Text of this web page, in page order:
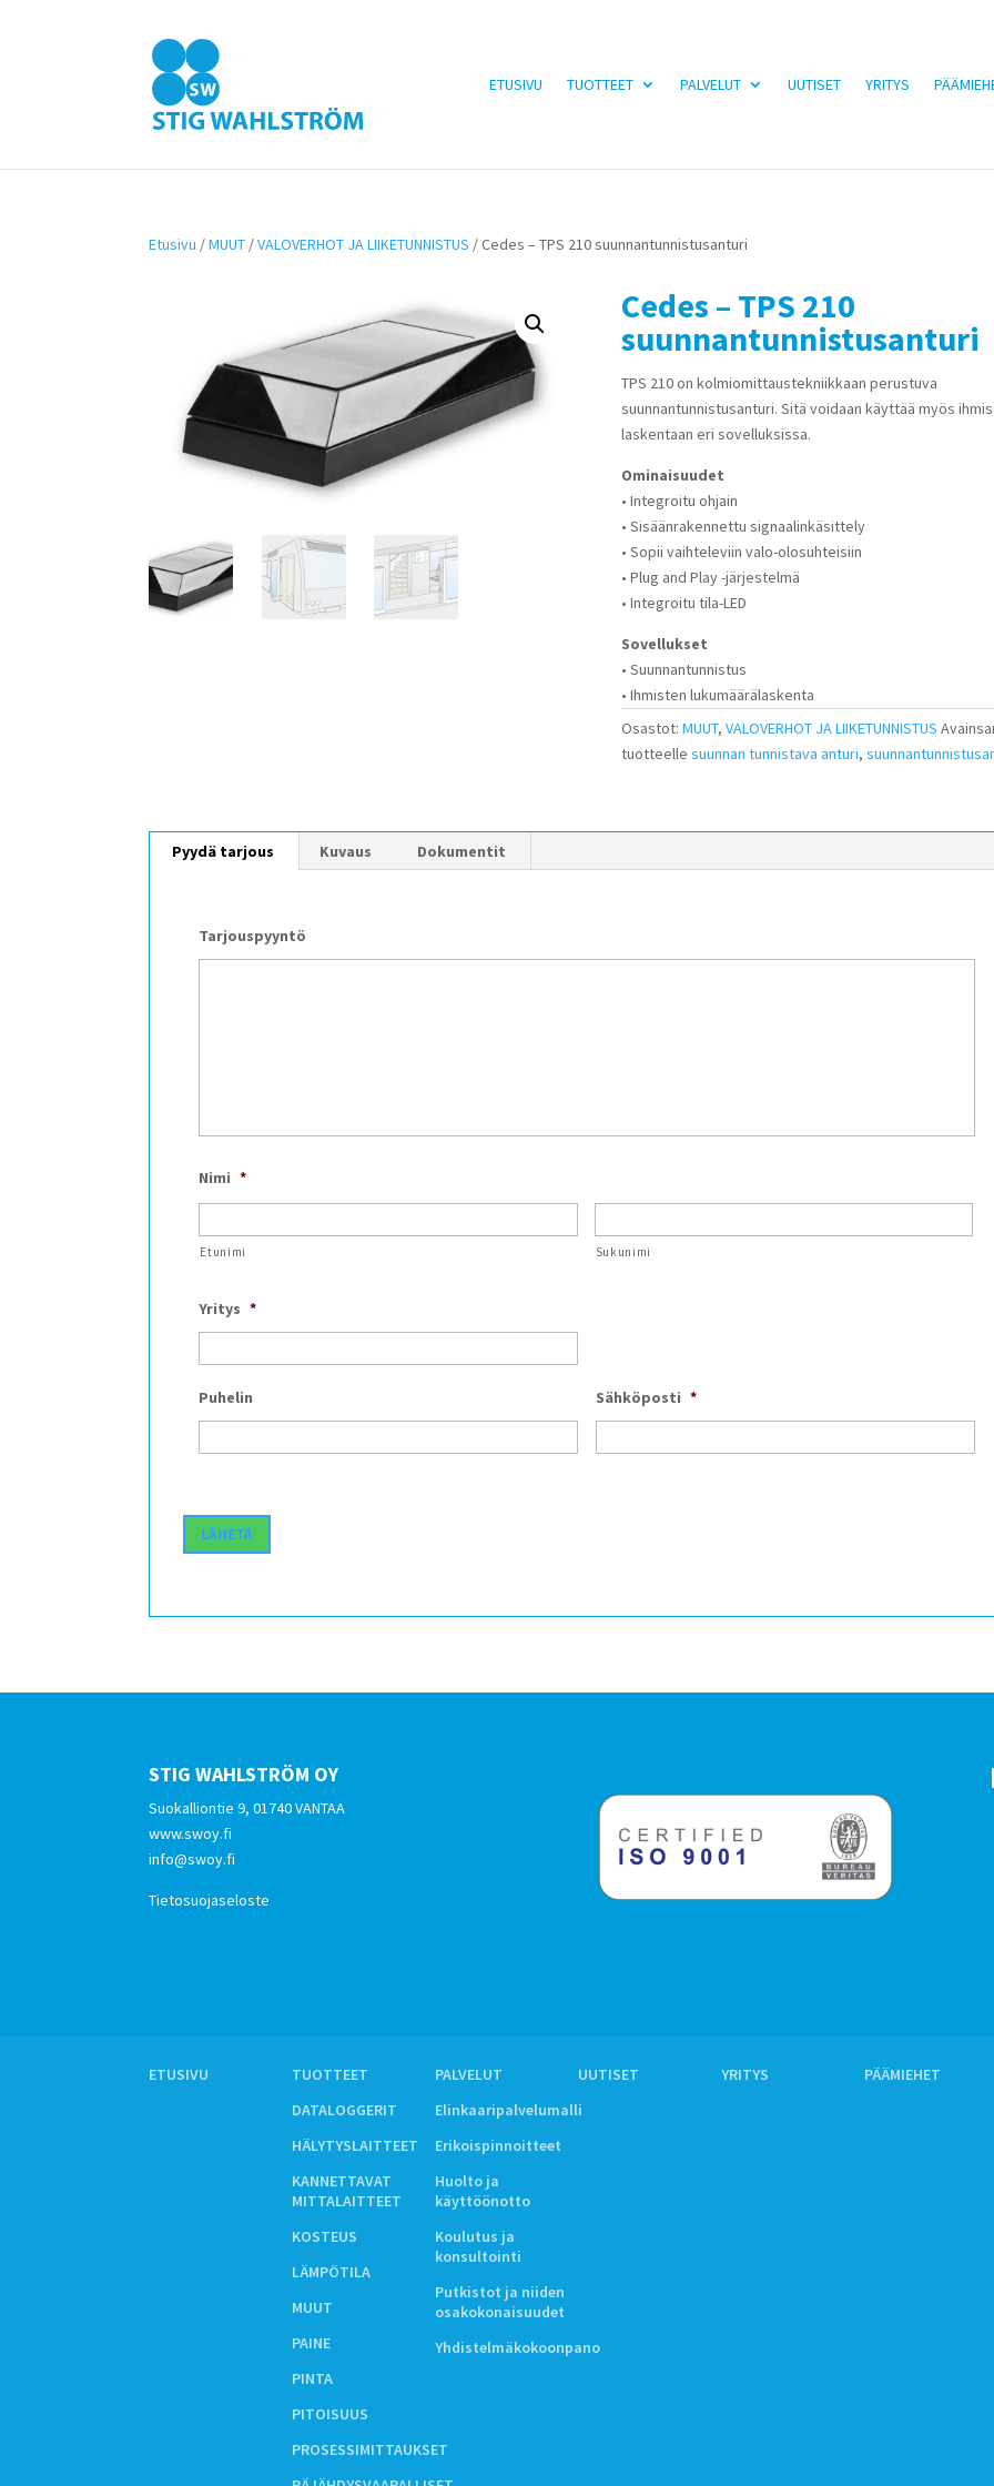
ETUSIVU TUOTTEET PALVELUT UUTISET YRITYS
Etusivu /MUUT /VALOVERHOT JA LIIKETUNNISTUS / Cedes – TPS 210 suunnantunnistusanturi
Cedes – TPS 210
suunnantunnistusanturi
TPS 210 on kolmiomittaustekniikkaan perustuva
suunnantunnistusanturi. Sitä voidaan käyttää myös
laskentaan eri sovelluksissa.
Ominaisuudet
• Integroitu ohjain
• Sisäänrakennettu signaalinkäsittely
• Sopii vaihteleviin valo-olosuhteisiin
• Plug and Play -järjestelmä
• Integroitu tila-LED
Sovellukset
• Suunnantunnistus
• Ihmisten lukumäärälaskenta
Osastot:MUUT,VALOVERHOT JA LIIKETUNNISTUS
tuotteellesuunnan tunnistava anturi,
Pyydä tarjous Kuvaus Dokumentit
Tarjouspyyntö
Nimi *
Etunimi Sukunimi
Yritys *
Puhelin Sähköposti *
STIG WAHLSTRÖM OY
Suokalliontie 9, 01740 VANTAA
www.swoy.fi
info@swoy.fi
Tietosuojaseloste
ETUSIVU
TUOTTEET
DATALOGGERIT
HÄLYTYSLAITTEET
KANNETTAVAT
MITTALAITTEET
KOSTEUS
LÄMPÖTILA
MUUT
PAINE
PINTA
PITOISUUS
PROSESSIMITTAUKSET
PALVELUT
Elinkaaripalvelumalli
Erikoispinnoitteet
Huolto ja
käyttöönotto
Koulutus ja
konsultointi
Putkistot ja niiden
osakokonaisuudet
Yhdistelmäkokoonpano
UUTISET YRITYS PÄÄMIEHET